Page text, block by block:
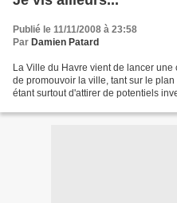
Publié le 11/11/2008 à 23:58
Par Damien Patard
La Ville du Havre vient de lancer
de promouvoir la ville, tant sur le
étant surtout d'attirer de potentiels